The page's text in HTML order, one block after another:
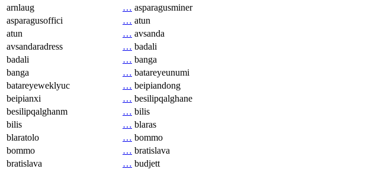
arnlaug
… asparagusminer
asparagusoffici
… atun
atun
… avsanda
avsandaradress
… badali
badali
… banga
banga
… batareyeunumi
batareyeweklyuc
… beipiandong
beipianxi
… besilipqalghane
besilipqalghanm
… bilis
bilis
… blaras
blaratolo
… bommo
bommo
… bratislava
bratislava
… budjett